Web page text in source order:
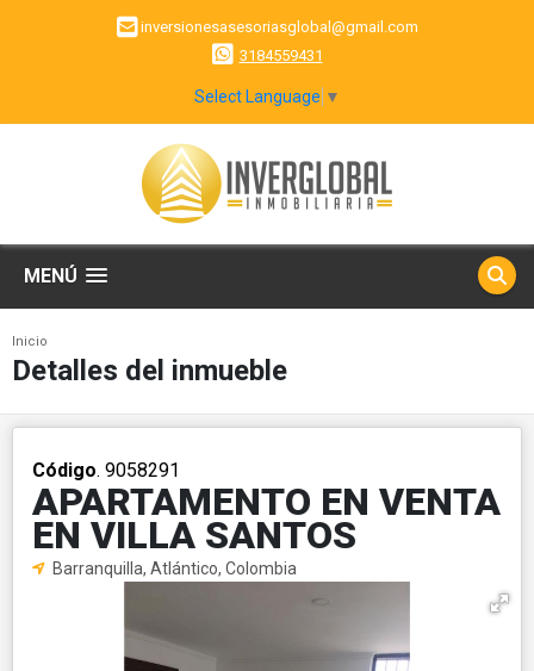
inversionesasesoriasglobal@gmail.com
3184559431
Select Language ▼
MENÚ
Inicio
Detalles del inmueble
Código. 9058291
APARTAMENTO EN VENTA
EN VILLA SANTOS
Barranquilla, Atlántico, Colombia